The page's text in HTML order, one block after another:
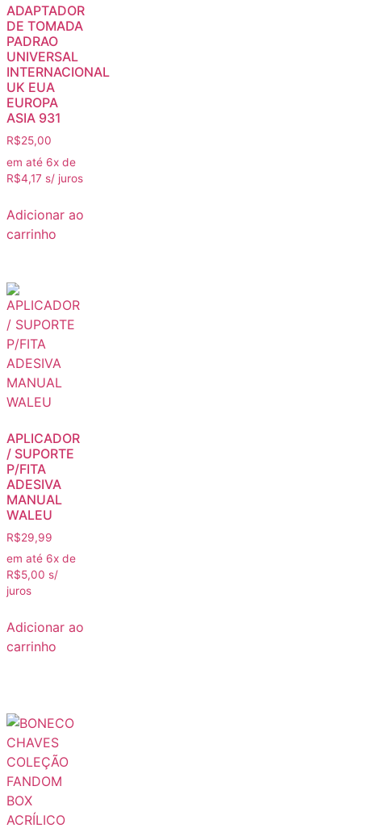
ADAPTADOR
DE TOMADA
PADRAO
UNIVERSAL
INTERNACIONAL
UK EUA
EUROPA
ASIA 931
R$25,00
em até 6x de
R$4,17 s/ juros
Adicionar ao
carrinho
APLICADOR
/ SUPORTE
P/FITA
ADESIVA
MANUAL
WALEU
R$29,99
em até 6x de
R$5,00 s/
juros
Adicionar ao
carrinho